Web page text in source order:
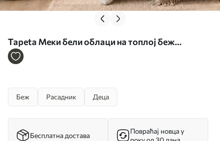
Tapeta Меки бели облаци на топлој беж
позадини бр. a00442
Беж Расадник Деца
Бесплатна достава
Повраћај новца у